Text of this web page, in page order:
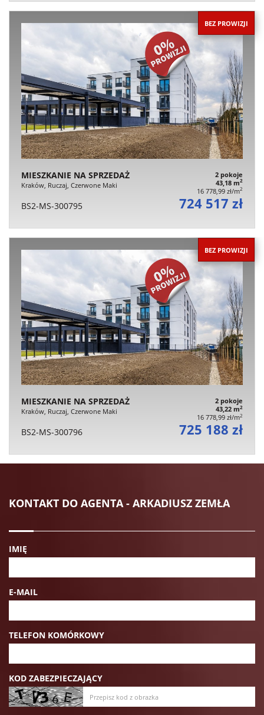
BEZ PROWIZJI
MIESZKANIE NA SPRZEDAŻ
Kraków, Ruczaj, Czerwone Maki
2 pokoje
43,18 m2
16 778,99 zł/m2
BS2-MS-300795 724 517 zł
BEZ PROWIZJI
MIESZKANIE NA SPRZEDAŻ
Kraków, Ruczaj, Czerwone Maki
2 pokoje
43,22 m2
16 778,99 zł/m2
BS2-MS-300796 725 188 zł
KONTAKT DO AGENTA - ARKADIUSZ ZEMŁA
IMIĘ
E-MAIL
TELEFON KOMÓRKOWY
KOD ZABEZPIECZAJĄCY